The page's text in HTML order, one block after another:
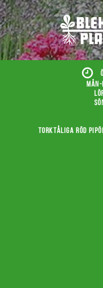
Torktåliga röd